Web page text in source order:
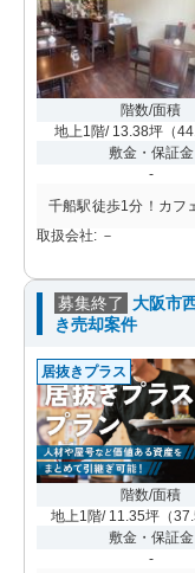
階数/面積
地上1階/ 13.38坪 （
敷金・保証金
-
千船駅徒歩1分！カフ
取扱会社: －
募集終了
大阪市
き売却案件
居抜きプラス
階数/面積
地上1階/ 11.35坪（
敷金・保証金
-